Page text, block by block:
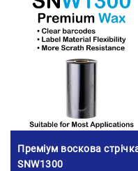
Преміум воскова
SNW1300